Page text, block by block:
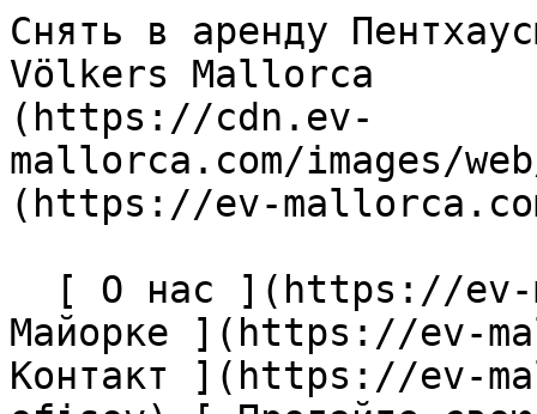
Снять в аренду Пентхаусы на Mallorca — Engel &amp; Völkers Mallorca                [ ![EV Mallorca](https://cdn.ev-mallorca.com/images/web/EV_Logo_RGB.svg) ](https://ev-mallorca.com/ru)  Mallorca  

  [ О нас ](https://ev-mallorca.com/ru/o-nas) [ О Майорке ](https://ev-mallorca.com/ru/o-mayorke) [ Контакт ](https://ev-mallorca.com/ru/adresa-ofisov) [ Продайте свою недвижимость ](https://ev-mallorca.com/ru/prodat-nedvizhimost-mayorka) [    Моя учетная запись  ](https://ev-mallorca.com/ru/moya-uchetnaya-zapis)   Русский       [ English ](https://ev-mallorca.com/en/mallorca-properties/rent/penthouse/mallorca)   [ Español ](https://ev-mallorca.com/es/inmobiliaria-mallorca/alquiler/atico/mallorca)   [ Deutsch ](https://ev-mallorca.com/de/mallorca-immobilien/mieten/penthouse/mallorca)   [ Català ](https://ev-mallorca.com/ca/immobiliaria-mallorca/llogar/atic/mallorca)   [ Svenska ](https://ev-mallorca.com/sv/mallorca-fastigheter/hyra/penthouse/mallorca)   [ Français ](https://ev-mallorca.com/fr/biens-majorque/louer/penthouse/mallorca)   [ Polski ](https://ev-mallorca.com/pl/nieruchomosci-majorce/wynajac/penthouse/mallorca)   [ Italiano ](https://ev-mallorca.com/it/immobiliare-maiorca/affitto/attico/mallorca)   [ Dutch ](https://ev-mallorca.com/nl/mallorca-eigendommen/huren/penthouse/mallorca)    [ Dansk ](https://ev-mallorca.com/da/mallorca-ejendom/udleje/penthouse/mallorca)   

  Покупка  [ Все объекты недвижимости ](https://ev-mallorca.com/ru/nedvizhimost-mayorka?contract_type=0) [ Дома / Виллы ](https://ev-mallorca.com/ru/nedvizhimost-mayorka?contract_type=0&type%5B0%5D=0) [ Финки ](https://ev-mallorca.com/ru/nedvizhimost-mayorka?contract_type=0&type%5B0%5D=1) [ Квартиры ](https://ev-mallorca.com/ru/nedvizhimost-mayorka?contract_type=0&type%5B0%5D=2) [ Пентхаусы ](https://ev-mallorca.com/ru/nedvizhimost-mayorka?contract_type=0&type%5B0%5D=5) [ Земельные участки ](https://ev-mallorca.com/ru/nedvizhimost-mayorka?contract_type=0&type%5B0%5D=3) [ Новострои ](https://ev-mallorca.com/ru/nedvizhimost-mayorka?contract_type=0&type%5B0%5D=development) 

  Долгосрочная аренда  [ Все объекты недвижимости ](https://ev-mallorca.com/ru/nedvizhimost-mayorka?contract_type=1) [ Дома / Виллы ](https://ev-mallorca.com/ru/nedvizhimost-mayorka?contract_type=1&type%5B0%5D=0) [ Финки ](https://ev-mallorca.com/ru/nedvizhimost-mayorka?contract_type=1&type%5B0%5D=1) [ Квартиры ](https://ev-mallorca.com/ru/nedvizhimost-mayorka?contract_type=1&type%5B0%5D=2) [ Пентхаусы ](https://ev-mallorca.com/ru/nedvizhimost-mayorka?contract_type=1&type%5B0%5D=5) 

  Краткосрочная аренда  [ Все объекты недвижимости ](https://ev-mallorca.com/ru/kratkosrochnaya-arenda) [ Дома / Виллы ](https://ev-mallorca.com/ru/kratkosrochnaya-arenda?type%5B0%5D=0) [ Финки ](https://ev-mallorca.com/ru/kratkosrochnaya-arenda?type%5B0%5D=1) [ Квартиры ](https://ev-mallorca.com/ru/kratkosrochnaya-arenda?type%5B0%5D=2) [ Пентхаусы ](https://ev-mallorca.com/ru/kratkosrochnaya-arenda?type%5B0%5D=5) 

  Коммерческая недвижимость  [ Все объекты недвижимости ](https://ev-mallorca.com/ru/kommercheskaya-nedvizhimost) [ Сельское и лесное хозяйство ](https://ev-mallorca.com/ru/kommercheskaya-nedvizhimost?type%5B0%5D=6) [ Отель ](https://ev-mallorca.com/ru/kommercheskaya-nedvizhimost?type%5B0%5D=7) [ Промышленность ](https://ev-mallorca.com/ru/kommercheskaya-nedvizhimost?type%5B0%5D=8) [ Инвестиция ](https://ev-mallorca.com/ru/kommercheskaya-nedvizhimost?type%5B0%5D=9) [ Гастрономия ](https://ev-mallorca.com/ru/kommercheskaya-nedvizhimost?type%5B0%5D=10) [ Земельный участок ](https://ev-mallorca.com/ru/kommercheskaya-nedvizhimost?type%5B0%5D=11) [ Офис ](https://ev-mallorca.com/ru/kommercheskaya-nedvizhimost?type%5B0%5D=12) [ Другие ](https://ev-mallorca.com/ru/kommercheskaya-nedvizhimost?type%5B0%5D=13) [ Магазин ](https://ev-mallorca.com/ru/kommercheskaya-nedvizhimost?type%5B0%5D=14) 

 [ Новострои ](https://ev-mallorca.com/ru/novostroi-mayorka) 

     Русский       [ English ](https://ev-mallorca.com/en/mallorca-properties/rent/penthouse/mallorca)   [ Español ](https://ev-mallorca.com/es/inmobiliaria-mallorca/alquiler/atico/mallorca)   [ Deutsch ](https://ev-mallorca.com/de/mallorca-immobilien/mieten/penthouse/mallorca)   [ Català ](https://ev-mallorca.com/ca/immobiliaria-mallorca/llogar/atic/mallorca)   [ Svenska ](https://ev-mallorca.com/sv/mallorca-fastigheter/hyra/penthouse/mallorca)   [ Français ](https://ev-mallorca.com/fr/biens-majorque/louer/penthouse/mallorca)   [ Polski ](https://ev-